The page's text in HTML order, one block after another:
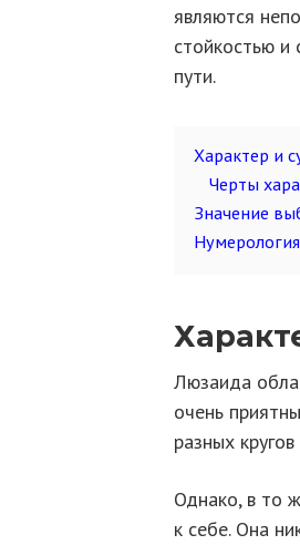
являются
стойкостью и
пути.
Характер и
Черты
Значение
Люзаида
очень
разных
Однако, в то
к себе. Она